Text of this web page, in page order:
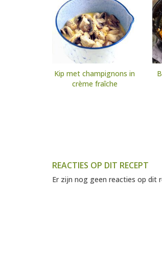
Kip met champignons in
crème fraîche
REACTIES OP DIT RECEPT
Er zijn nog geen reacties op dit